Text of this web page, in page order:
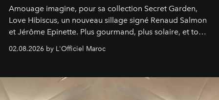
Amouage imagine, pour sa collection Secret Garden,
Love Hibiscus, un nouveau sillage signé Renaud Salmon
et Jérôme Epinette. Plus gourmand, plus solaire, et tout
à fait irrésistible.
02.08.2026 by L'Officiel Maroc